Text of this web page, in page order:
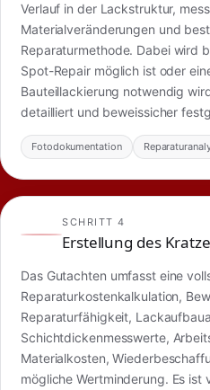
Verlauf in der Lackstruktur,
Materialveränderungen und
Reparaturmethode. Dabei wird
Spot-Repair möglich ist oder
Bauteillackierung notwendig
detailliert und beweissicher
Fotodokumentation
SCHRITT 4
Erstellung des
Das Gutachten umfasst eine
Reparaturkostenkalkulation,
Reparaturfähigkeit,
Schichtdickenmesswerte,
Materialkosten,
mögliche Wertminderung. Es ist